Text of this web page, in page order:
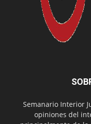
Semanario Interior
opiniones del